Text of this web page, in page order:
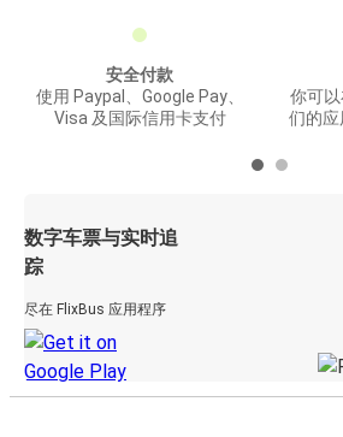
安全付款
使用 Paypal、Google Pay、
Visa 及国际信用卡支付
你可
们的应
数字车票与实时追
踪
尽在 FlixBus 应用程序